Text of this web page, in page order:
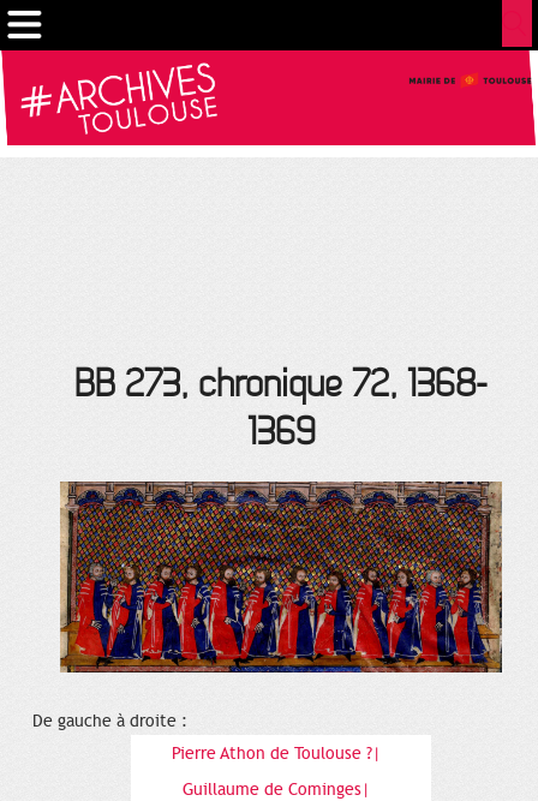
BB 273, chronique 72, 1368-
1369
De gauche à droite :
Pierre Athon de Toulouse ?|
Guillaume de Cominges|
Gestion de vos préférences sur les cookies